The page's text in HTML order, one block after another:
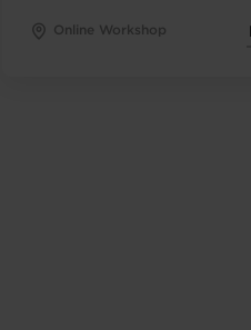
Online Workshop